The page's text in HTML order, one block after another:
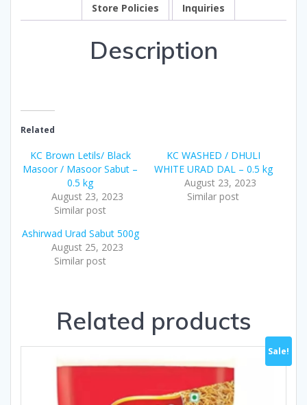
Store Policies
Inquiries
Description
Related
KC Brown Letils/ Black
Masoor / Masoor Sabut –
0.5 kg
August 23, 2023
Similar post
KC WASHED / DHULI
WHITE URAD DAL – 0.5 kg
August 23, 2023
Similar post
Ashirwad Urad Sabut 500g
August 25, 2023
Similar post
Related products
Sale!